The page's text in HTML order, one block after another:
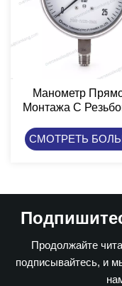
Манометр
Монтажа С
Tiankang
СМОТРЕТЬ
Продолжайте
подписывайтесь, и